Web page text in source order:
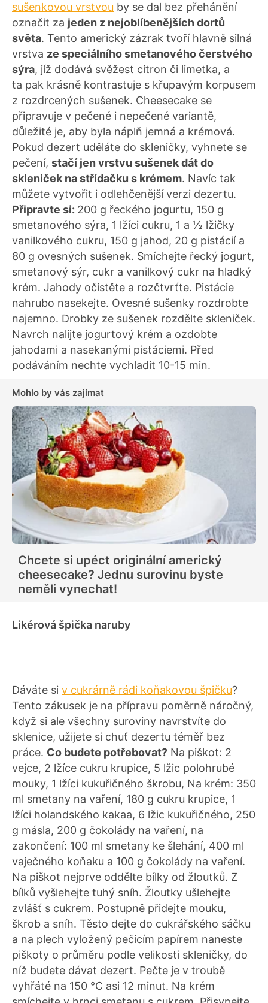
sušenkovou vrstvou by se dal bez přehánění
označit za jeden z nejoblíbenějších dortů
světa. Tento americký zázrak tvoří hlavně silná
vrstva ze speciálního smetanového čerstvého
sýra, jíž dodává svěžest citron či limetka, a
ta pak krásně kontrastuje s křupavým korpusem
z rozdrcených sušenek. Cheesecake se
připravuje v pečené i nepečené variantě,
důležité je, aby byla náplň jemná a krémová.
Pokud dezert uděláte do skleničky, vyhnete se
pečení, stačí jen vrstvu sušenek dát do
skleniček na střídačku s krémem. Navíc tak
můžete vytvořit i odlehčenější verzi dezertu.
Připravte si: 200 g řeckého jogurtu, 150 g
smetanového sýra, 1 lžíci cukru, 1 a ½ lžičky
vanilkového cukru, 150 g jahod, 20 g pistácií a
80 g ovesných sušenek. Smíchejte řecký jogurt,
smetanový sýr, cukr a vanilkový cukr na hladký
krém. Jahody očistěte a rozčtvrťte. Pistácie
nahrubo nasekejte. Ovesné sušenky rozdrobte
najemno. Drobky ze sušenek rozdělte skleniček.
Navrch nalijte jogurtový krém a ozdobte
jahodami a nasekanými pistáciemi. Před
podáváním nechte vychladit 10-15 min.
Mohlo by vás zajímat
Chcete si upéct originální americký
cheesecake? Jednu surovinu byste
neměli vynechat!
Likérová špička naruby
Dáváte si v cukrárně rádi koňakovou špičku?
Tento zákusek je na přípravu poměrně náročný,
když si ale všechny suroviny navrstvíte do
sklenice, užijete si chuť dezertu téměř bez
práce. Co budete potřebovat? Na piškot: 2
vejce, 2 lžíce cukru krupice, 5 lžic polohrubé
mouky, 1 lžíci kukuřičného škrobu, Na krém: 350
ml smetany na vaření, 180 g cukru krupice, 1
lžíci holandského kakaa, 6 lžic kukuřičného, 250
g másla, 200 g čokolády na vaření, na
zakončení: 100 ml smetany ke šlehání, 400 ml
vaječného koňaku a 100 g čokolády na vaření.
Na piškot nejprve oddělte bílky od žloutků. Z
bílků vyšlehejte tuhý sníh. Žloutky ušlehejte
zvlášť s cukrem. Postupně přidejte mouku,
škrob a sníh. Těsto dejte do cukrářského sáčku
a na plech vyložený pečicím papírem naneste
piškoty o průměru podle velikosti skleničky, do
níž budete dávat dezert. Pečte je v troubě
vyhřáté na 150 °C asi 12 minut. Na krém